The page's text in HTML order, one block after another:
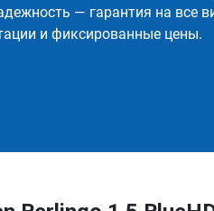
— гарантия на все
и фиксированные цены.